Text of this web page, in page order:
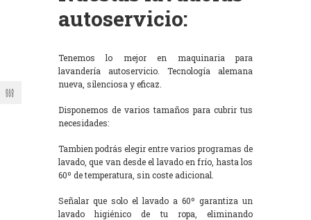
autoservicio:
Tenemos lo mejor en maquinaria para
lavandería autoservicio. Tecnología alemana
nueva, silenciosa y eficaz.
Disponemos de varios tamaños para cubrir tus
necesidades:
Tambien podrás elegir entre varios programas de
lavado, que van desde el lavado en frío, hasta los
60º de temperatura, sin coste adicional.
Señalar que solo el lavado a 60º garantiza un
lavado higiénico de tu ropa, eliminando